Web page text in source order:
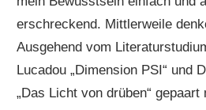
erschreckend. Mittlerweile
Ausgehend vom
Lucadou „Dimension PSI“ und
„Das Licht von drüben“